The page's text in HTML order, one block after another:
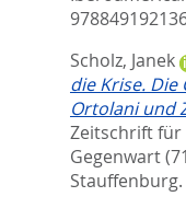
Scholz, Janek
die Krise. Die
Ortolani und
Zeitschrift
Gegenwart
Stauffenburg.